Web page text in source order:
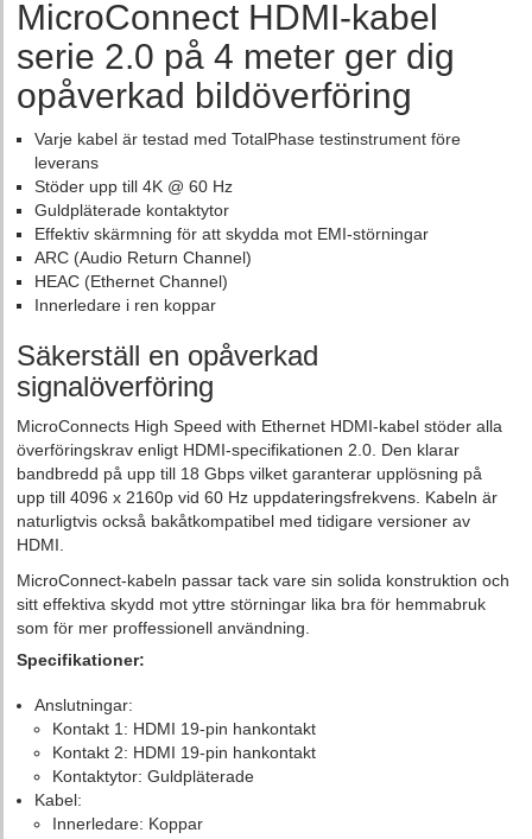
MicroConnect HDMI-kabel
serie 2.0 på 4 meter ger dig
opåverkad bildöverföring
Varje kabel är testad med TotalPhase testinstrument före
leverans
Stöder upp till 4K @ 60 Hz
Guldpläterade kontaktytor
Effektiv skärmning för att skydda mot EMI-störningar
ARC (Audio Return Channel)
HEAC (Ethernet Channel)
Innerledare i ren koppar
Säkerställ en opåverkad
signalöverföring
MicroConnects High Speed with Ethernet HDMI-kabel stöder alla
överföringskrav enligt HDMI-specifikationen 2.0. Den klarar
bandbredd på upp till 18 Gbps vilket garanterar upplösning på
upp till 4096 x 2160p vid 60 Hz uppdateringsfrekvens. Kabeln är
naturligtvis också bakåtkompatibel med tidigare versioner av
HDMI.
MicroConnect-kabeln passar tack vare sin solida konstruktion och
sitt effektiva skydd mot yttre störningar lika bra för hemmabruk
som för mer proffessionell användning.
Specifikationer:
Anslutningar:
Kontakt 1: HDMI 19-pin hankontakt
Kontakt 2: HDMI 19-pin hankontakt
Kontaktytor: Guldpläterade
Kabel:
Innerledare: Koppar